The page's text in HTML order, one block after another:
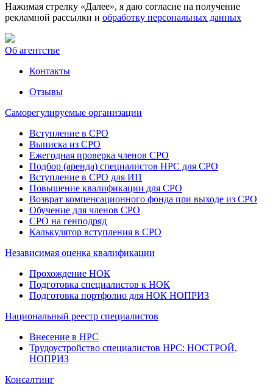
Нажимая стрелку «Далее», я даю согласие на получение
рекламной рассылки и обработку персональных данных
Об агентстве
Контакты
Отзывы
Саморегулируемые организации
Вступление в СРО
Выписка из СРО
Ежегодная проверка членов СРО
Подбор (аренда) специалистов НРС для СРО
Вступление в СРО для ИП
Повышение квалификации для СРО
Возврат компенсационного фонда при выходе из СРО
Обучение для членов СРО
СРО на генподряд
Калькулятор вступления в СРО
Независимая оценка квалификации
Прохождение НОК
Подготовка специалистов к НОК
Подготовка портфолио для НОК НОПРИЗ
Национальный реестр специалистов
Внесение в НРС
Трудоустройство специалистов НРС: НОСТРОЙ,
НОПРИЗ
Консалтинг